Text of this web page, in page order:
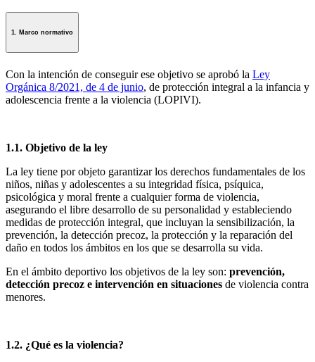
1. Marco normativo
Con la intención de conseguir ese objetivo se aprobó la Ley
Orgánica 8/2021, de 4 de junio, de protección integral a la infancia y
adolescencia frente a la violencia (LOPIVI).
1.1. Objetivo de la ley
La ley tiene por objeto garantizar los derechos fundamentales de los
niños, niñas y adolescentes a su integridad física, psíquica,
psicológica y moral frente a cualquier forma de violencia,
asegurando el libre desarrollo de su personalidad y estableciendo
medidas de protección integral, que incluyan la sensibilización, la
prevención, la detección precoz, la protección y la reparación del
daño en todos los ámbitos en los que se desarrolla su vida.
En el ámbito deportivo los objetivos de la ley son: prevención,
detección precoz e intervención en situaciones de violencia contra
menores.
1.2. ¿Qué es la violencia?